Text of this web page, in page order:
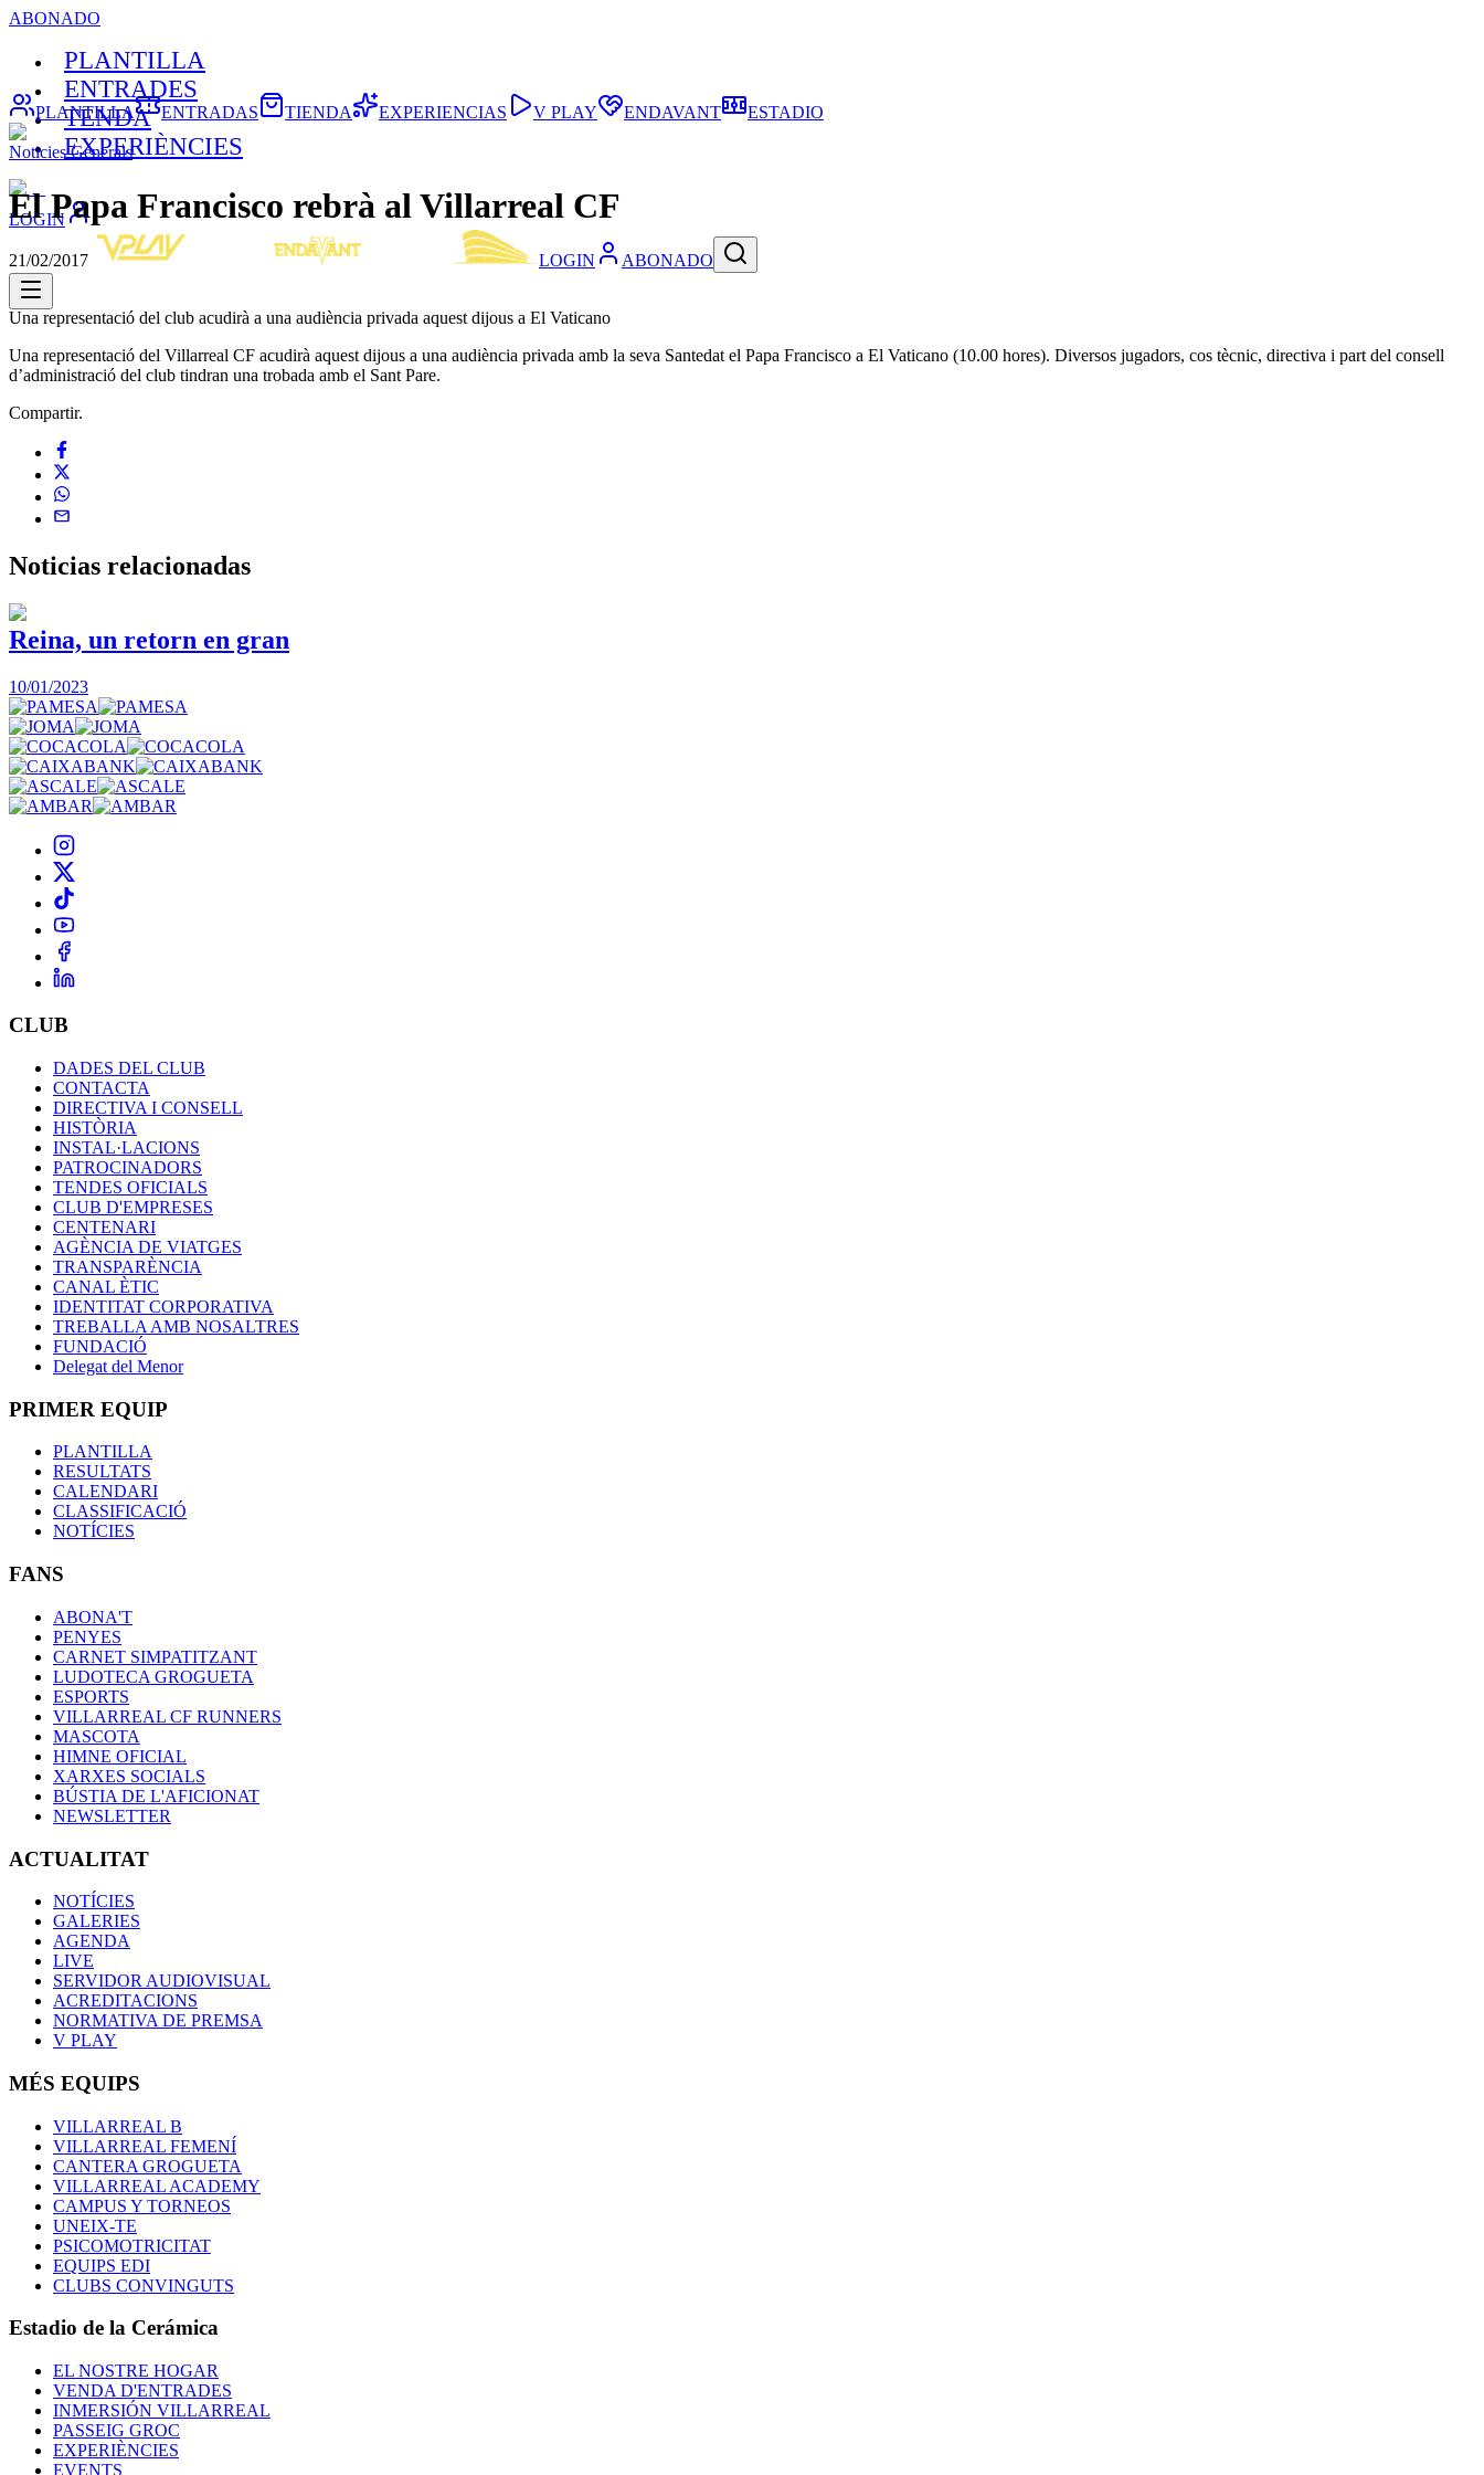
ABONADO
PLANTILLA
ENTRADES
TENDA
EXPERIÈNCIES
LOGIN
LOGIN ABONADO
PLANTILLA ENTRADAS TIENDA EXPERIENCIAS V PLAY ENDAVANT ESTADIO
Noticies Generals
El Papa Francisco rebrà al Villarreal CF
21/02/2017
Una representació del club acudirà a una audiència privada aquest dijous a El Vaticano
Una representació del Villarreal CF acudirà aquest dijous a una audiència privada amb la seva Santedat el Papa Francisco a El Vaticano (10.00 hores). Diversos jugadors, cos tècnic, directiva i part del consell
d’administració del club tindran una trobada amb el Sant Pare.
Compartir.
Noticias relacionadas
Reina, un retorn en gran
10/01/2023
CLUB
DADES DEL CLUB
CONTACTA
DIRECTIVA I CONSELL
HISTÒRIA
INSTAL·LACIONS
PATROCINADORS
TENDES OFICIALS
CLUB D'EMPRESES
CENTENARI
AGÈNCIA DE VIATGES
TRANSPARÈNCIA
CANAL ÈTIC
IDENTITAT CORPORATIVA
TREBALLA AMB NOSALTRES
FUNDACIÓ
Delegat del Menor
PRIMER EQUIP
PLANTILLA
RESULTATS
CALENDARI
CLASSIFICACIÓ
NOTÍCIES
FANS
ABONA'T
PENYES
CARNET SIMPATITZANT
LUDOTECA GROGUETA
ESPORTS
VILLARREAL CF RUNNERS
MASCOTA
HIMNE OFICIAL
XARXES SOCIALS
BÚSTIA DE L'AFICIONAT
NEWSLETTER
ACTUALITAT
NOTÍCIES
GALERIES
AGENDA
LIVE
SERVIDOR AUDIOVISUAL
ACREDITACIONS
NORMATIVA DE PREMSA
V PLAY
MÉS EQUIPS
VILLARREAL B
VILLARREAL FEMENÍ
CANTERA GROGUETA
VILLARREAL ACADEMY
CAMPUS Y TORNEOS
UNEIX-TE
PSICOMOTRICITAT
EQUIPS EDI
CLUBS CONVINGUTS
Estadio de la Cerámica
EL NOSTRE HOGAR
VENDA D'ENTRADES
INMERSIÓN VILLARREAL
PASSEIG GROC
EXPERIÈNCIES
EVENTS